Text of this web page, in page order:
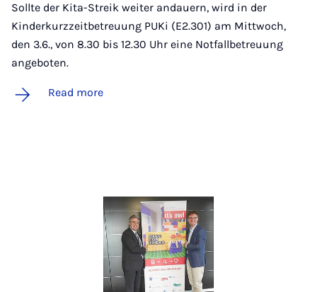
Sollte der Kita-Streik weiter andauern, wird in der
Kinderkurzzeitbetreuung PUKi (E2.301) am Mittwoch,
den 3.6., von 8.30 bis 12.30 Uhr eine Notfallbetreuung
angeboten.
Read more